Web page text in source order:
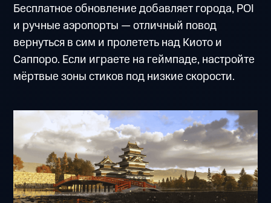
Бесплатное обновление добавляет города, POI
и ручные аэропорты — отличный повод
вернуться в сим и пролететь над Киото и
Саппоро. Если играете на геймпаде, настройте
мёртвые зоны стиков под низкие скорости.